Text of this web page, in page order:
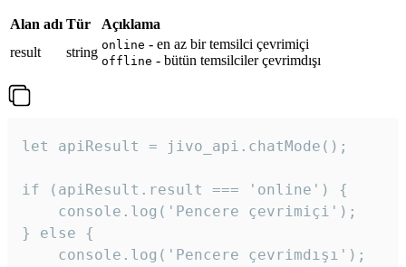
Alan adı Tür
Açıklama
result
string online - en az bir temsilci çevrimiçi
offline - bütün temsilciler çevrimdışı
let apiResult = jivo_api.chatMode();
if (apiResult.result === 'online') {
    console.log('Pencere çevrimiçi');
} else {
    console.log('Pencere çevrimdışı');